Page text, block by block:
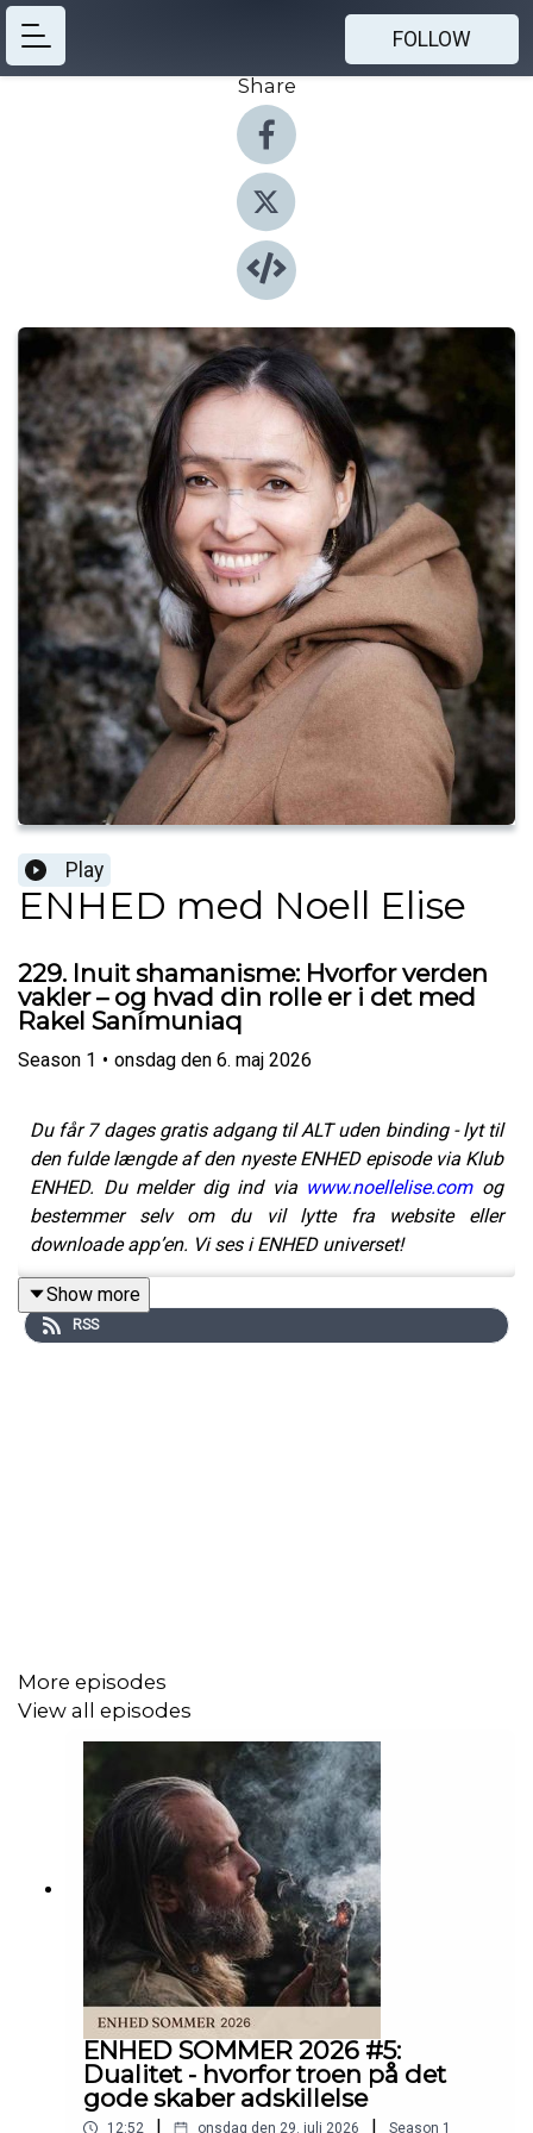
FOLLOW
Share
Play
ENHED med Noell Elise
229. Inuit shamanisme: Hvorfor verden
vakler – og hvad din rolle er i det med
Rakel Sanímuniaq
Season 1 • onsdag den 6. maj 2026
Du får 7 dages gratis adgang til ALT uden binding - lyt til
den fulde længde af den nyeste ENHED episode via Klub
ENHED. Du melder dig ind via www.noellelise.comog
bestemmer selv om du vil lytte fra website eller
downloade app’en. Vi ses i ENHED universet!
Oplever du også, at det er som om noget er ved at falde
Vi dykker ned i Sila, som er skabelsesberetningen fra
inuit kulturen: en levende intelligens, som altid søger
balance.
Og måske er det netop dét, vi er vidne til lige nu:
Ikke at verden bryder sammen.
Men at noget, der ikke var i balance, er ved at blive
Vi taler om:
• hvorfor det fundament, vores verden er bygget på,
Show more
RSS
More episodes
View all episodes
ENHED SOMMER 2026 #5:
Dualitet - hvorfor troen på det
gode skaber adskillelse
12:52 onsdag den 29. juli 2026 Season 1